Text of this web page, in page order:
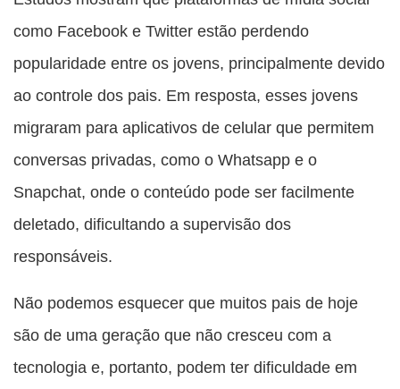
como Facebook e Twitter estão perdendo
popularidade entre os jovens, principalmente devido
ao controle dos pais. Em resposta, esses jovens
migraram para aplicativos de celular que permitem
conversas privadas, como o Whatsapp e o
Snapchat, onde o conteúdo pode ser facilmente
deletado, dificultando a supervisão dos
responsáveis.
Não podemos esquecer que muitos pais de hoje
são de uma geração que não cresceu com a
tecnologia e, portanto, podem ter dificuldade em